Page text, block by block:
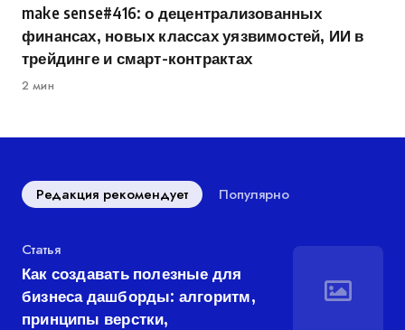
make sense#416: о децентрализованных
финансах, новых классах уязвимостей, ИИ в
трейдинге и смарт-контрактах
2 мин
Редакция рекомендует Популярно
Категория
Статья
Как создавать полезные для
бизнеса дашборды: алгоритм,
принципы верстки,